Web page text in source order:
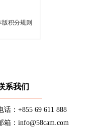
版积分规则
系我们
话：+855 69 611 888
箱：info@58cam.com